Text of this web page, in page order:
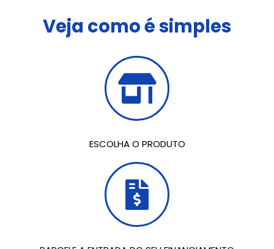
Veja como é simples
ESCOLHA O PRODUTO